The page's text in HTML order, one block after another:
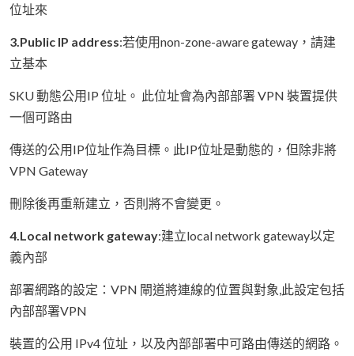
位址來
3.Public IP address:若使用non-zone-aware gateway，請建
立基本
SKU 動態公用IP 位址。 此位址會為內部部署 VPN 裝置提供
一個可路由
傳送的公用IP位址作為目標。此IP位址是動態的，但除非將
VPN Gateway
刪除後再重新建立，否則將不會變更。
4.Local network gateway:建立local network gateway以定
義內部
部署網路的設定：VPN 閘道將連線的位置與對象,此設定包括
內部部署VPN
裝置的公用 IPv4 位址，以及內部部署中可路由傳送的網路。